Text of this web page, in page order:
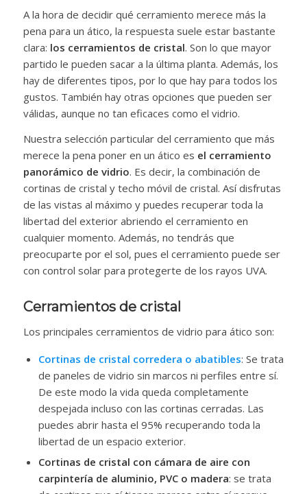
A la hora de decidir qué cerramiento merece más la
pena para un ático, la respuesta suele estar bastante
clara: los cerramientos de cristal. Son lo que mayor
partido le pueden sacar a la última planta. Además, los
hay de diferentes tipos, por lo que hay para todos los
gustos. También hay otras opciones que pueden ser
válidas, aunque no tan eficaces como el vidrio.
Nuestra selección particular del cerramiento que más
merece la pena poner en un ático es el cerramiento
panorámico de vidrio. Es decir, la combinación de
cortinas de cristal y techo móvil de cristal. Así disfrutas
de las vistas al máximo y puedes recuperar toda la
libertad del exterior abriendo el cerramiento en
cualquier momento. Además, no tendrás que
preocuparte por el sol, pues el cerramiento puede ser
con control solar para protegerte de los rayos UVA.
Cerramientos de cristal
Los principales cerramientos de vidrio para ático son:
Cortinas de cristal corredera o abatibles: Se trata
de paneles de vidrio sin marcos ni perfiles entre sí.
De este modo la vida queda completamente
despejada incluso con las cortinas cerradas. Las
puedes abrir hasta el 95% recuperando toda la
libertad de un espacio exterior.
Cortinas de cristal con cámara de aire con
carpintería de aluminio, PVC o madera: se trata